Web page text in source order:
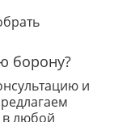
борону?
и
в любой